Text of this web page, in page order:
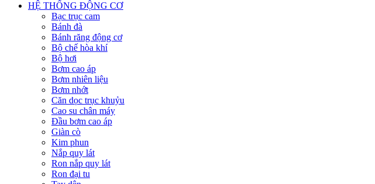
HỆ THỐNG ĐỘNG CƠ
Bạc trục cam
Bánh đà
Bánh răng động cơ
Bộ chế hòa khí
Bộ hơi
Bơm cao áp
Bơm nhiên liệu
Bơm nhớt
Căn dọc trục khuỷu
Cao su chân máy
Đầu bơm cao áp
Giàn cò
Kim phun
Nắp quy lát
Ron nắp quy lát
Ron đại tu